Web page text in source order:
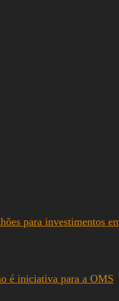
para investimentos
é iniciativa para a OMS